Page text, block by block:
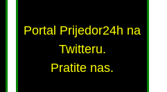
Portal Prijedor24h na
Twitteru.
Pratite nas.